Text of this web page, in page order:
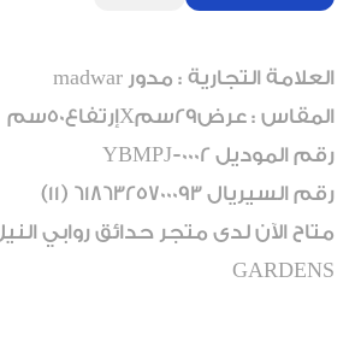
العلامة التجارية : مدور madwar
المقاس : عرض29سمXإرتفاع50سم
رقم الموديل YBMPJ-0002
رقم السيريال 6186325700093 (11)
GARDENS